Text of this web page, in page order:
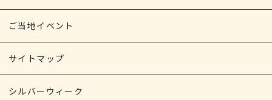
ご当地イベント
サイトマップ
シルバーウィーク